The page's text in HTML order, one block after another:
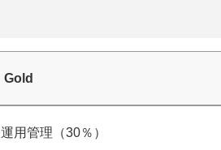
Gold
運用管理（30％）